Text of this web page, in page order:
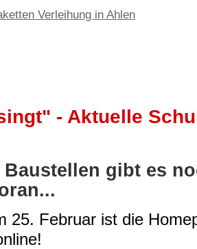
Verleihung in Ahlen
- Aktuelle
Baustellen gibt es
25. Februar ist die